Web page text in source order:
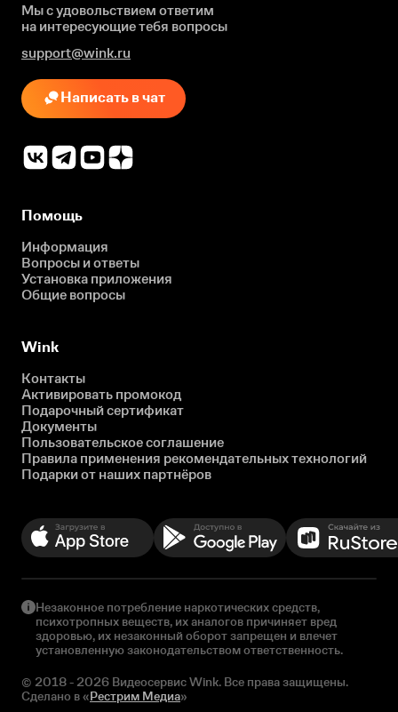
Мы с удовольствием ответим
на интересующиетебя вопросы
support@wink.ru
Написать в чат
Помощь
Информация
Вопросы и ответы
Установка приложения
Общие вопросы
Wink
Контакты
Активировать промокод
Подарочный сертификат
Документы
Пользовательское соглашение
Правила применения рекомендательных технологий
Подарки от наших партнёров
Незаконное потребление наркотических средств,
психотропных веществ, их аналогов причиняет вред
здоровью, их незаконный оборот запрещен и влечет
установленную законодательством ответственность.
© 2018 - 2026 Видеосервис Wink. Все права защищены.
Сделано в «Рестрим Медиа»